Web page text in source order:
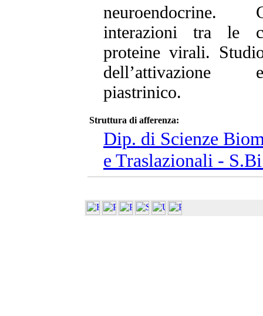
neuroendocrine.
interazioni tra le
proteine virali.
dell’attivazione
piastrinico.
Struttura di afferenza:
Dip. di Scienze
e Traslazionali -